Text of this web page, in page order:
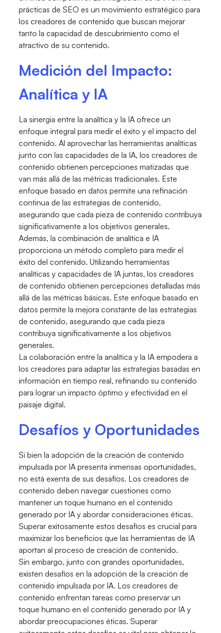
prácticas de SEO es un movimiento estratégico para
los creadores de contenido que buscan mejorar
tanto la capacidad de descubrimiento como el
atractivo de su contenido.
Medición del Impacto:
Analítica y IA
La sinergia entre la analítica y la IA ofrece un
enfoque integral para medir el éxito y el impacto del
contenido. Al aprovechar las herramientas analíticas
junto con las capacidades de la IA, los creadores de
contenido obtienen percepciones matizadas que
van más allá de las métricas tradicionales. Este
enfoque basado en datos permite una refinación
continua de las estrategias de contenido,
asegurando que cada pieza de contenido contribuya
significativamente a los objetivos generales.
Además, la combinación de analítica e IA
proporciona un método completo para medir el
éxito del contenido. Utilizando herramientas
analíticas y capacidades de IA juntas, los creadores
de contenido obtienen percepciones detalladas más
allá de las métricas básicas. Este enfoque basado en
datos permite la mejora constante de las estrategias
de contenido, asegurando que cada pieza
contribuya significativamente a los objetivos
generales.
La colaboración entre la analítica y la IA empodera a
los creadores para adaptar las estrategias basadas en
información en tiempo real, refinando su contenido
para lograr un impacto óptimo y efectividad en el
paisaje digital.
Desafíos y Oportunidades
Si bien la adopción de la creación de contenido
impulsada por IA presenta inmensas oportunidades,
no está exenta de sus desafíos. Los creadores de
contenido deben navegar cuestiones como
mantener un toque humano en el contenido
generado por IA y abordar consideraciones éticas.
Superar exitosamente estos desafíos es crucial para
maximizar los beneficios que las herramientas de IA
aportan al proceso de creación de contenido.
Sin embargo, junto con grandes oportunidades,
existen desafíos en la adopción de la creación de
contenido impulsada por IA. Los creadores de
contenido enfrentan tareas como preservar un
toque humano en el contenido generado por IA y
abordar preocupaciones éticas. Superar